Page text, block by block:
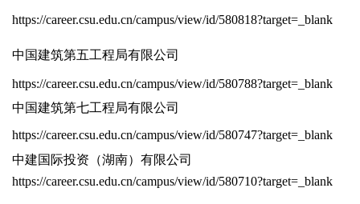
https://career.csu.edu.cn/campus/view/id/580818?target=_blank
中国建筑第五工程局有限公司
https://career.csu.edu.cn/campus/view/id/580788?target=_blank
中国建筑第七工程局有限公司
https://career.csu.edu.cn/campus/view/id/580747?target=_blank
中建国际投资（湖南）有限公司
https://career.csu.edu.cn/campus/view/id/580710?target=_blank